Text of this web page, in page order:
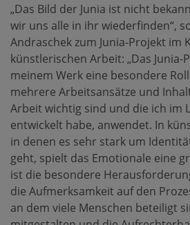
„Das Bild der Junia ist nicht
wir uns alle in ihr wiederfinden“,
Andraschek zum Junia-Projekt im
künstlerischen Arbeit: „Das
meinem Werk eine besondere
mehrere Arbeitsansätze und
Arbeit wichtig sind und die ich im
entwickelt habe, anwendet. In
in denen es sehr stark um
geht, spielt das Emotionale eine
ist die besondere
die Aufmerksamkeit auf den
an dem viele Menschen beteiligt